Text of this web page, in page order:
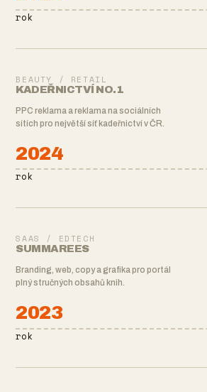
rok
BEAUTY / RETAIL
KADEŘNICTVÍ NO.1
PPC reklama a reklama na sociálních
sítích pro největší síť kadeřnictví v ČR.
2024
rok
SAAS / EDTECH
SUMMAREES
Branding, web, copy a grafika pro portál
plný stručných obsahů knih.
2023
rok